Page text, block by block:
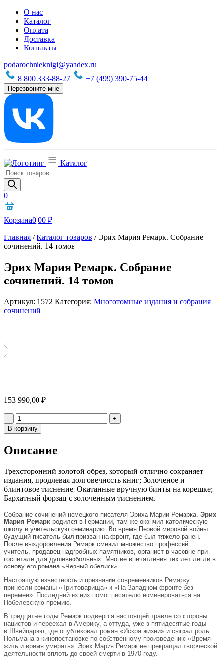
О нас
Каталог
Оплата
Доставка
Контакты
podarochnieknigi@yandex.ru
8 800 333-88-27
+7 (499) 390-75-44
Перезвоните мне
Каталог
Поиск
товаров
0
Корзина0,00 ₽
Главная /Каталог товаров /Эрих Мария Ремарк. Собрание
сочинений. 14 томов
Эрих Мария Ремарк. Собрание
сочинений. 14 томов
Артикул: 1572 Категория: Многотомные издания и собрания
сочинений
153 990,00 ₽
- Количество
+
В корзину
Описание
Трехсторонний золотой обрез, который отлично сохраняет
издания, продлевая долговечность книг; Золоченое и
блинтовое тиснение; Окатанные вручную бинты на корешке;
Бархатный форзац с золоченным тиснением.
Собрание сочинений немецкого писателя Эриха Марии Ремарка. Эрих
Мария Ремарк родился в Германии, там же окончил католическую
школу и учительскую семинарию. Во время Первой мировой войны
будущий писатель был призван на фронт, где был тяжело ранен.
После выздоровления Ремарк сменил множество профессий:
учитель, продавец надгробных памятников, органист в часовне при
госпитале для душевнобольных. Многие впечатления тех лет легли в
основу его романа «Черный обелиск».
Настоящую известность и признание современников Ремарку
принесли романы «Три товарища» и «На Западном фронте без
перемен». Последний из них помог писателю номинироваться на
Нобелевскую премию.
В тридцатые годы Ремарк подвергся настоящей травле со стороны
нацистов и переехал в Америку, а оттуда, уже в пятидесятые годы –
в Швейцарию, где опубликовал роман «Искра жизни» и сыграл роль
Польмана в кинопостановке по собственному произведению «Время
жить и время умирать». Эрих Мария Ремарк не прекращал творческой
деятельности вплоть до своей смерти в 1970 году.